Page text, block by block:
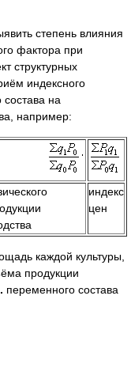
степень влияния
фактора при
структурных
индексного
на
например:
индекс
цен
каждой культуры,
продукции
переменного состава